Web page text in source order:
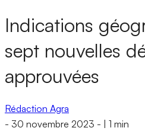
Indications
sept nouvelles
approuvées
Rédaction Agra
- 30 novembre 2023 - 1 min